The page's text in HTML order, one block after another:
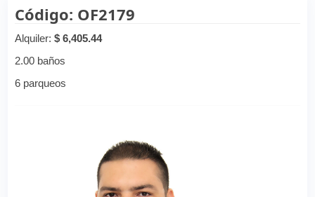
Código: OF2179
Alquiler:$ 6,405.44
2.00 baños
6 parqueos